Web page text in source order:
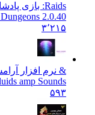
Raids: بازی پادشاه فرقه دانجئون جادویی برای اندروید
2.0.40
۳٬۲۱۵
& نرم افزار
amp Sounds
۵۹۳